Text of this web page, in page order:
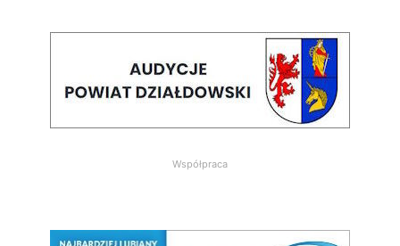
Współpraca